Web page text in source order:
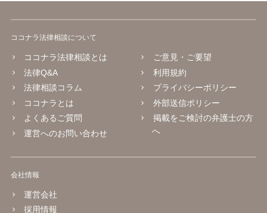
ココナラ法律相談について
ココナラ法律相談とは
法律Q&A
法律相談コラム
ココナラとは
よくあるご質問
運営へのお問い合わせ
ご意見・ご要望
利用規約
プライバシーポリシー
外部送信ポリシー
掲載をご検討の弁護士の方
へ
会社情報
運営会社
採用情報